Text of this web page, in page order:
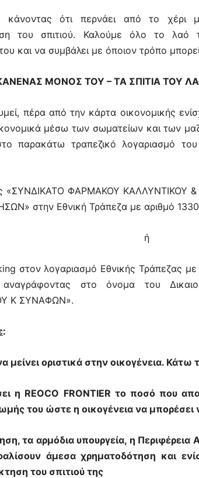
κάνοντας ότι περνάει από το χέρι
του σπιτιού. Καλούμε όλο το λαό
και να συμβάλει με όποιον τρόπο
ΜΟΝΟΣ ΤΟΥ – ΤΑ ΣΠΙΤΙΑ ΤΟΥ
πέρα από την κάρτα οικονομικής
μέσω των σωματείων και των
παρακάτω τραπεζικό λογαριασμό
«ΣΥΝΔΙΚΑΤΟ ΦΑΡΜΑΚΟΥ ΚΑΛΛΥΝΤΙΚΟΥ
στην Εθνική Τράπεζα με αριθμό
ή
στον λογαριασμό Εθνικής Τράπεζας
στο όνομα του
Κ ΣΥΝΑΦΩΝ».
:
μείνει οριστικά στην οικογένεια. Κάτω
η REOCO FRONTIER το ποσό που
του ώστε η οικογένεια να μπορέσει
τα αρμόδια υπουργεία, η Περιφέρεια
άμεσα χρηματοδότηση και
του σπιτιού της